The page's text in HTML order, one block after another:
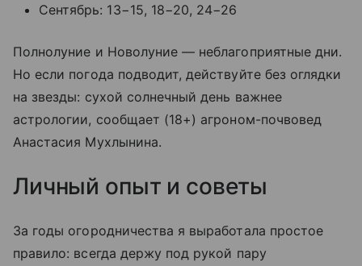
Сентябрь: 13−15, 18−20, 24−26
Полнолуние и Новолуние — неблагоприятные дни.
Но если погода подводит, действуйте без оглядки
на звезды: сухой солнечный день важнее
астрологии, сообщает (18+) агроном-почвовед
Анастасия Мухлынина.
Личный опыт и советы
За годы огородничества я выработала простое
правило: всегда держу под рукой пару